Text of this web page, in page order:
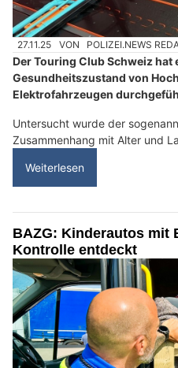
27.11.25 VON POLIZEI.NEWS
Der Touring Club Schweiz hat
Gesundheitszustand von
Elektrofahrzeugen
Untersucht wurde der
Zusammenhang mit Alter und
Weiterlesen
BAZG: Kinderautos mit
Kontrolle entdeckt